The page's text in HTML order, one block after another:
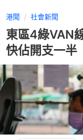
港聞 社會新聞
東區4綠VAN
快佔開支一